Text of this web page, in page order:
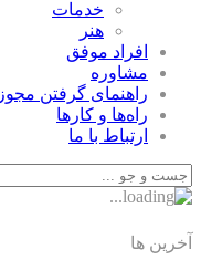
خدمات
هنر
افراد موفق
مشاوره
راهنمای گرفتن مجوز
راه‌ها و كارها
ارتباط با ما
آخرین ها